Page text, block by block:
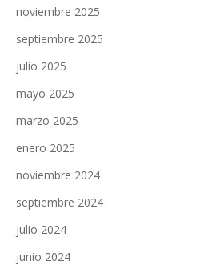
noviembre 2025
septiembre 2025
julio 2025
mayo 2025
marzo 2025
enero 2025
noviembre 2024
septiembre 2024
julio 2024
junio 2024